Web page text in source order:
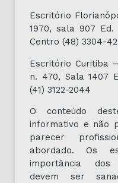
Escritório
1970, sala 907
Centro (48) 3304-
Escritório Curitiba
n. 470, Sala 1407
(41) 3122-2044
O conteúdo
informativo e não
parecer
abordado. Os
importância dos
devem ser